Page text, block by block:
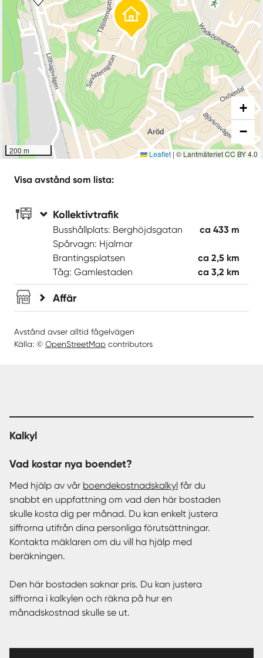
200 m
+
−
Leaflet | © Lantmäteriet CC BY 4.0
Visa avstånd som lista:
Kollektivtrafik
Busshållplats: Berghöjdsgatan
ca 433 m
Spårvagn: Hjalmar
Brantingsplatsen
ca 2,5 km
Tåg: Gamlestaden
ca 3,2 km
Affär
Avstånd avser alltid fågelvägen
Källa: © OpenStreetMap contributors
Kalkyl
Vad kostar nya boendet?
Med hjälp av vår boendekostnadskalkyl får du
snabbt en uppfattning om vad den här bostaden
skulle kosta dig per månad. Du kan enkelt justera
siffrorna utifrån dina personliga förutsättningar.
Kontakta mäklaren om du vill ha hjälp med
beräkningen.
Den här bostaden saknar pris. Du kan justera
siffrorna i kalkylen och räkna på hur en
månadskostnad skulle se ut.